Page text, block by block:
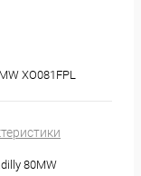
XO081FPL
80MW